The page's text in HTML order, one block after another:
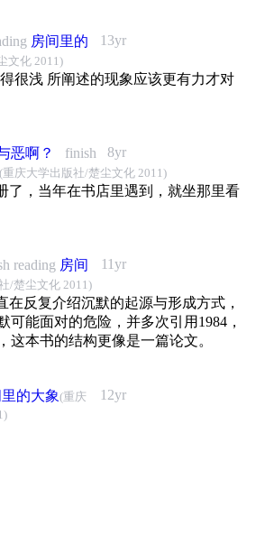
13yr
房间里的
文化 2011)
很浅 所阐述的现象应该更有力才对
8yr
恶啊？
finish
(重庆大学出版社/楚尘文化 2011)
了，当年在书店里遇到，就坐那里看
11yr
reading 房间
/楚尘文化 2011)
在反复介绍沉默的起源与形成方式，
可能面对的危险，并多次引用1984，
这本书的结构更像是一篇论文。
12yr
的大象(重庆